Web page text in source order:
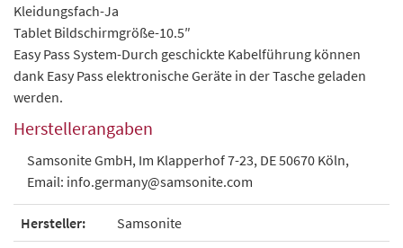
Kleidungsfach-Ja
Tablet Bildschirmgröße-10.5″
Easy Pass System-Durch geschickte Kabelführung können
dank Easy Pass elektronische Geräte in der Tasche geladen
werden.
Herstellerangaben
Samsonite GmbH, Im Klapperhof 7-23, DE 50670 Köln,
Email: info.germany@samsonite.com
Hersteller: Samsonite